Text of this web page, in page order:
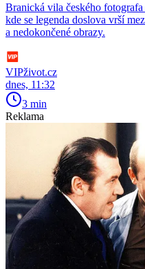
Branická vila českého
kde se legenda doslova vrší
a nedokončené obrazy.
VIPživot.cz
dnes, 11:32
3 min
Reklama